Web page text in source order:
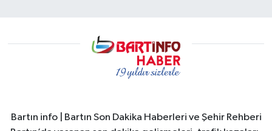
Bartın info | Bartın Son Dakika Haberleri ve Şehir Rehberi